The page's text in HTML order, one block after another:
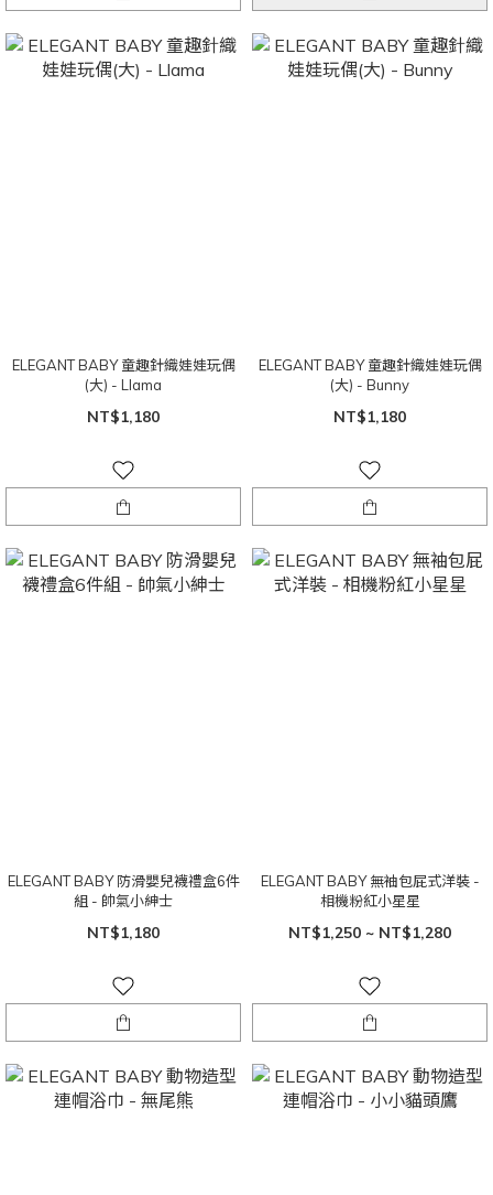
ELEGANT BABY 童趣針織娃娃玩偶
(大) - Llama
NT$1,180
ELEGANT BABY 童趣針織娃娃玩偶
(大) - Bunny
NT$1,180
ELEGANT BABY 防滑嬰兒襪禮盒6件
組 - 帥氣小紳士
NT$1,180
ELEGANT BABY 無袖包屁式洋裝 -
相機粉紅小星星
NT$1,250 ~ NT$1,280